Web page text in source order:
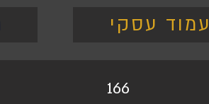
עמוד עסקי
166